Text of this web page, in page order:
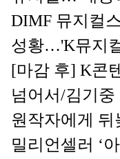
DIMF 뮤지컬
성황…'K뮤지
[마감 후] K콘
넘어서/김기
원작자에게
밀리언셀러 ‘